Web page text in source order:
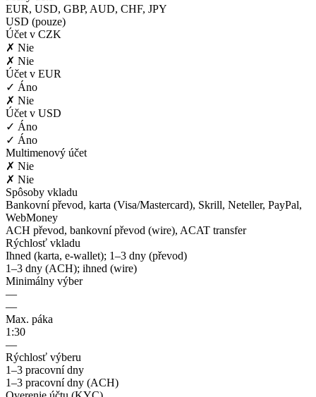
EUR, USD, GBP, AUD, CHF, JPY
USD (pouze)
Účet v CZK
✗ Nie
✗ Nie
Účet v EUR
✓ Áno
✗ Nie
Účet v USD
✓ Áno
✓ Áno
Multimenový účet
✗ Nie
✗ Nie
Spôsoby vkladu
Bankovní převod, karta (Visa/Mastercard), Skrill, Neteller, PayPal,
WebMoney
ACH převod, bankovní převod (wire), ACAT transfer
Rýchlosť vkladu
Ihned (karta, e-wallet); 1–3 dny (převod)
1–3 dny (ACH); ihned (wire)
Minimálny výber
—
—
Max. páka
1:30
—
Rýchlosť výberu
1–3 pracovní dny
1–3 pracovní dny (ACH)